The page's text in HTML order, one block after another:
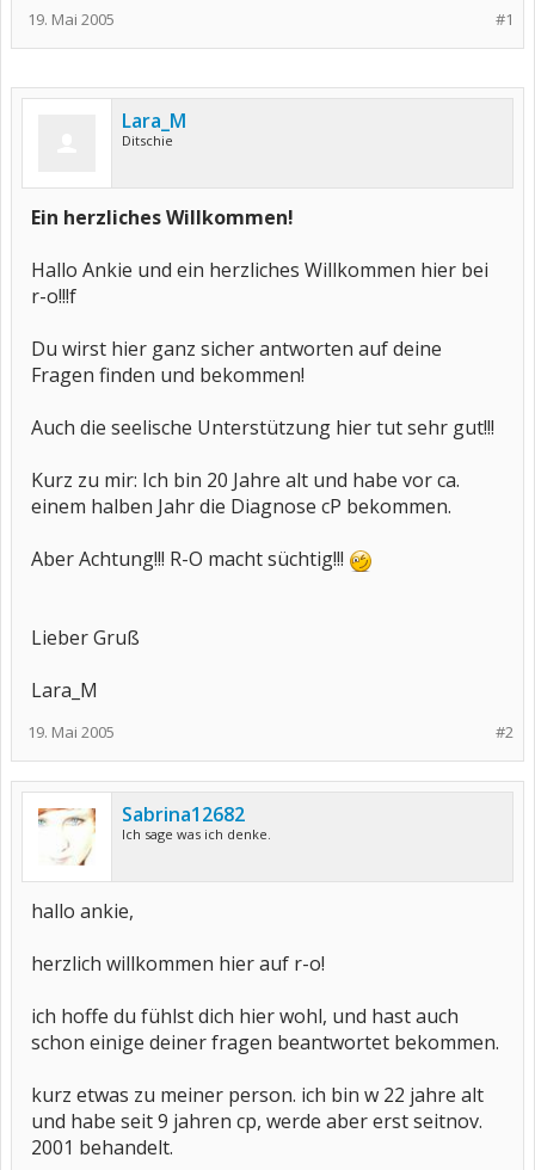
#1
19. Mai 2005
Lara_M
Ditschie
Ein herzliches Willkommen!
Hallo Ankie und ein herzliches Willkommen hier bei
r-o!!!f
Du wirst hier ganz sicher antworten auf deine
Fragen finden und bekommen!
Auch die seelische Unterstützung hier tut sehr gut!!!
Kurz zu mir: Ich bin 20 Jahre alt und habe vor ca.
einem halben Jahr die Diagnose cP bekommen.
Aber Achtung!!! R-O macht süchtig!!!
Lieber Gruß
Lara_M
#2
19. Mai 2005
Sabrina12682
Ich sage was ich denke.
hallo ankie,
herzlich willkommen hier auf r-o!
ich hoffe du fühlst dich hier wohl, und hast auch
schon einige deiner fragen beantwortet bekommen.
kurz etwas zu meiner person. ich bin w 22 jahre alt
und habe seit 9 jahren cp, werde aber erst seitnov.
2001 behandelt.